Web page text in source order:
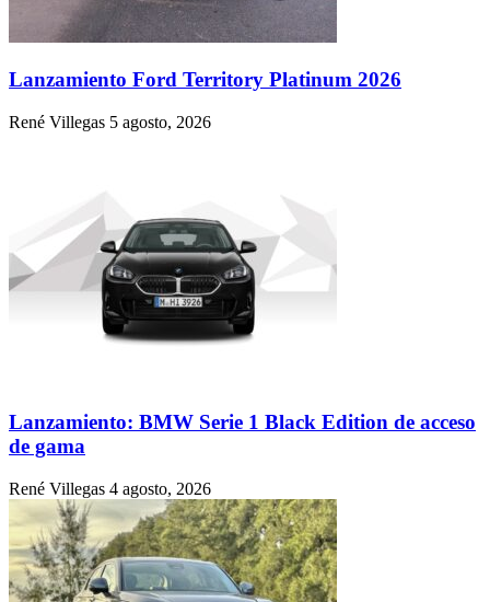
Lanzamiento Ford Territory Platinum 2026
René Villegas 5 agosto, 2026
Lanzamiento: BMW Serie 1 Black Edition de acceso
de gama
René Villegas 4 agosto, 2026